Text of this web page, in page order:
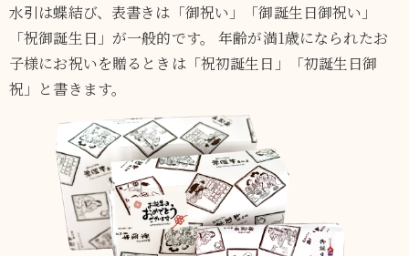
水引は蝶結び、表書きは「御祝い」「御誕生日御祝い」
「祝御誕生日」が一般的です。
年齢が満1歳になられたお
子様にお祝いを贈るときは「祝初誕生日」「初誕生日御
祝」と書きます。